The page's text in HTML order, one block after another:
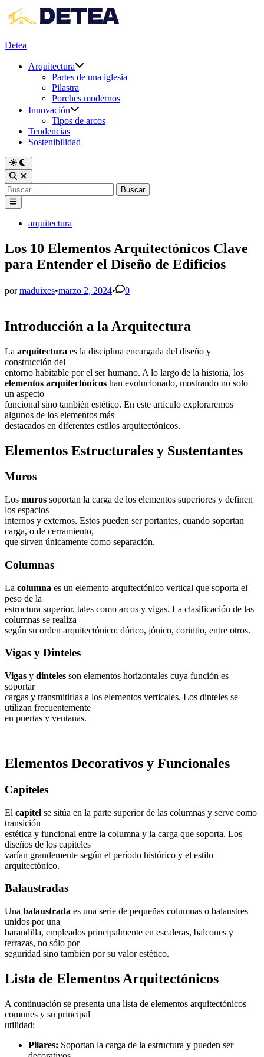
Saltar
al
Detea
Arquitectura
Partes de una iglesia
Pilastra
Porches modernos
Innovación
Tipos de arcos
Tendencias
Sostenibilidad
Cambiar
a
modo
oscuro
Abrir
búsqueda
Buscar:
Menú
principal
Publicadoarquitectura
Los 10 Elementos Arquitectónicos Clave
para Entender el Diseño de Edificios
pormaduixes•marzo 2, 2024• 0
Introducción a la Arquitectura
La arquitectura es la disciplina encargada del diseño y
construcción del
entorno habitable por el ser humano. A lo largo de la historia, los
elementos arquitectónicos han evolucionado, mostrando no solo
un aspecto
funcional sino también estético. En este artículo exploraremos
algunos de los elementos más
destacados en diferentes estilos arquitectónicos.
Elementos Estructurales y Sustentantes
Muros
Los muros soportan la carga de los elementos superiores y definen
los espacios
internos y externos. Estos pueden ser portantes, cuando soportan
carga, o de cerramiento,
que sirven únicamente como separación.
Columnas
La columna es un elemento arquitectónico vertical que soporta el
peso de la
estructura superior, tales como arcos y vigas. La clasificación de las
columnas se realiza
según su orden arquitectónico: dórico, jónico, corintio, entre otros.
Vigas y Dinteles
Vigas y dinteles son elementos horizontales cuya función es
soportar
cargas y transmitirlas a los elementos verticales. Los dinteles se
utilizan frecuentemente
en puertas y ventanas.
Elementos Decorativos y Funcionales
Capiteles
El capitel se sitúa en la parte superior de las columnas y serve como
transición
estética y funcional entre la columna y la carga que soporta. Los
diseños de los capiteles
varían grandemente según el período histórico y el estilo
arquitectónico.
Balaustradas
Una balaustrada es una serie de pequeñas columnas o balaustres
unidos por una
barandilla, empleados principalmente en escaleras, balcones y
terrazas, no sólo por
seguridad sino también por su valor estético.
Lista de Elementos Arquitectónicos
A continuación se presenta una lista de elementos arquitectónicos
comunes y su principal
utilidad:
Pilares: Soportan la carga de la estructura y pueden ser